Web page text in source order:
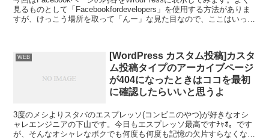
見るものとして「Facebookfordevelopers」を使用する方法がありま
すが、けっこう場所を取って「んー」な見た目なので、ここはいっち
WEB
[WordPress カスタム投稿]カスタ
ム投稿タイプのアーカイブページ
が404になったときはココを最初
に確認したらいいと思うよ
3度のメシよりスタバのエスプレッソ(コンビニのやつ)が好きなオシ
ャレエンジニアの下山です。今日もエスプレッソ最高ですﾁｬｵ。です
が、そんなオシャレなボクでも何度も何度も記憶の欠片すらなくなる